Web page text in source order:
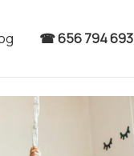
☎ 656 794 693